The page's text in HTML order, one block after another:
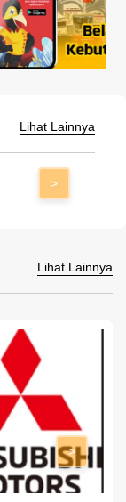
Lihat Lainnya
>
Lihat Lainnya
>